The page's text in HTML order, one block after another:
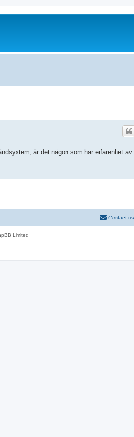
är det någon som har erfarenhet av
Contact us
Limited